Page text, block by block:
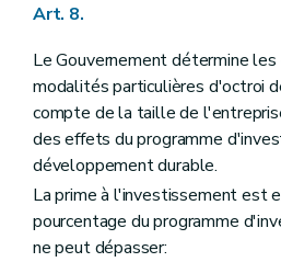
Art. 8.
Le Gouvernement détermine
modalités particulières d'octroi
compte de la taille de
des effets du programme
développement durable.
La prime à l'investissement est
pourcentage du programme
ne peut dépasser: